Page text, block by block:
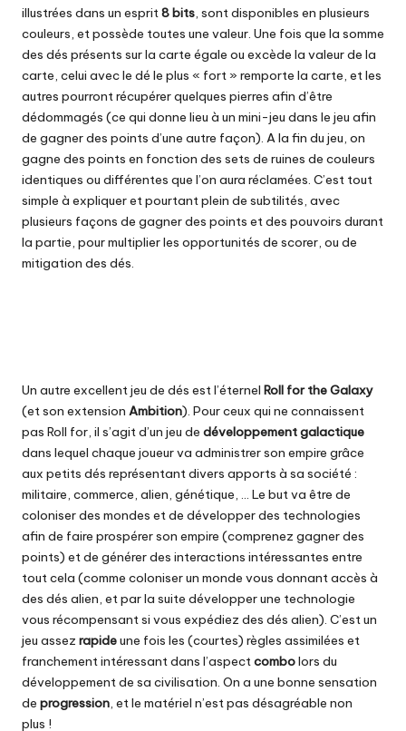
illustrées dans un esprit8 bits, sont disponibles en plusieurs
couleurs, et possède toutes une valeur. Une fois que la somme
des dés présents sur la carte égale ou excède la valeur de la
carte, celui avec le dé le plus « fort » remporte la carte, et les
autres pourront récupérer quelques pierres afin d’être
dédommagés (ce qui donne lieu à un mini-jeu dans le jeu afin
de gagner des points d’une autre façon). A la fin du jeu, on
gagne des points en fonction des sets de ruines de couleurs
identiques ou différentes que l’on aura réclamées. C’est tout
simple à expliquer et pourtant plein de subtilités, avec
plusieurs façons de gagner des points et des pouvoirs durant
la partie, pour multiplier les opportunités de scorer, ou de
mitigation des dés.
Un autre excellent jeu de dés est l’éternel Roll for the Galaxy
(et son extension Ambition). Pour ceux qui ne connaissent
pas Roll for, il s’agit d’un jeu de développementgalactique
dans lequel chaque joueur va administrer son empire grâce
aux petits dés représentant divers apports à sa société :
militaire, commerce, alien, génétique, … Le but va être de
coloniser des mondes et de développer des technologies
afin de faire prospérer son empire (comprenez gagner des
points) et de générer des interactions intéressantes entre
tout cela (comme coloniser un monde vous donnant accès à
des dés alien, et par la suite développer une technologie
vous récompensant si vous expédiez des dés alien). C’est un
jeu assez rapideune fois les (courtes) règles assimilées et
franchement intéressant dans l’aspectcombolors du
développement de sa civilisation. On a une bonne sensation
de progression, et le matériel n’est pas désagréable non
plus !